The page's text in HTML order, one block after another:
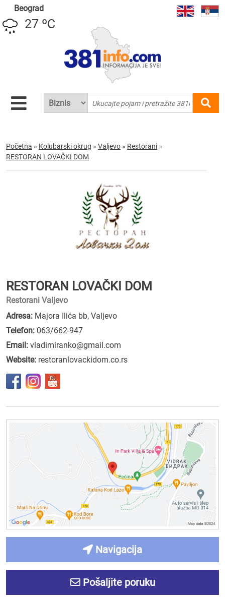
Beograd
27 ºC
Početna » Kolubarski okrug » Valjevo » Restorani »
RESTORAN LOVAČKI DOM
RESTORAN LOVAČKI DOM
Restorani Valjevo
Adresa: Majora Ilića bb, Valjevo
Telefon: 063/662-947
Email: vladimiranko@gmail.com
Website: restoranlovackidom.co.rs
Navigacija
Pošaljite poruku